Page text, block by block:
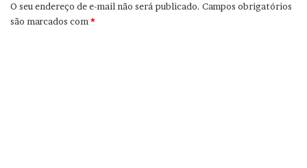
O seu endereço de e-mail não será publicado. Campos obrigatórios
são marcados com*